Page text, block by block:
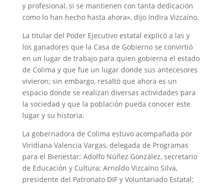
y profesional, si se mantienen con tanta dedicación
como lo han hecho hasta ahora», dijo Indira Vizcaíno.
La titular del Poder Ejecutivo estatal explicó a las y
los ganadores que la Casa de Gobierno se convirtió
en un lugar de trabajo para quien gobierna el estado
de Colima y que fue un lugar donde sus antecesores
vivieron; sin embargo, resaltó que ahora es un
espacio donde se realizan diversas actividades para
la sociedad y que la población pueda conocer este
lugar y su historia.
La gobernadora de Colima estuvo acompañada por
Viridiana Valencia Vargas, delegada de Programas
para el Bienestar; Adolfo Núñez González, secretario
de Educación y Cultura; Arnoldo Vizcaíno Silva,
presidente del Patronato DIF y Voluntariado Estatal;